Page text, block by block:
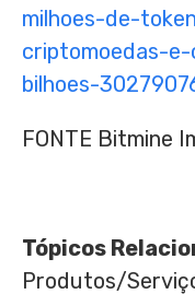
milhoes-de-
criptomoedas-
bilhoes-
FONTE Bitmine
Tópicos
Produtos/